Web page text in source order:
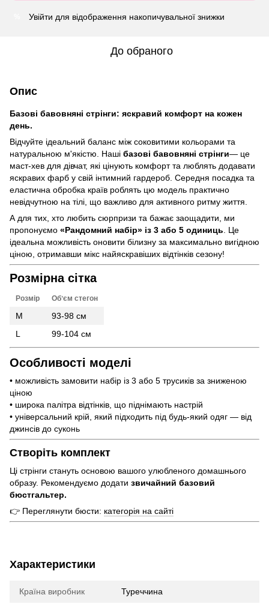
Увійти для відображення накопичувальної знижки
До обраного
Опис
Базові бавовняні стрінги: яскравий комфорт на кожен
день.
Відчуйте ідеальний баланс між соковитими кольорами та
натуральною м'якістю. Наші базові бавовняні стрінги— це
маст-хев для дівчат, які цінують комфорт та люблять додавати
яскравих фарб у свій інтимний гардероб. Середня посадка та
еластична обробка країв роблять цю модель практично
невідчутною на тілі, що важливо для активного ритму життя.
А для тих, хто любить сюрпризи та бажає заощадити, ми
пропонуємо «Рандомний набір» із 3 або 5 одиниць. Це
ідеальна можливість оновити білизну за максимально вигідною
ціною, отримавши мікс найяскравіших відтінків сезону!
Розмірна сітка
Розмір Обʼєм стегон
M
93-98 см
L
99-104 см
Особливості моделі
• можливість замовити набір із 3 або 5 трусиків за зниженою
ціною
• широка палітра відтінків, що піднімають настрій
• універсальний крій, який підходить під будь-який одяг — від
джинсів до суконь
Створіть комплект
Ці стрінги стануть основою вашого улюбленого домашнього
образу. Рекомендуємо додати звичайний базовий
бюстгальтер.
👉 Переглянути бюсти: категорія на сайті
Характеристики
Країна виробник Туреччина